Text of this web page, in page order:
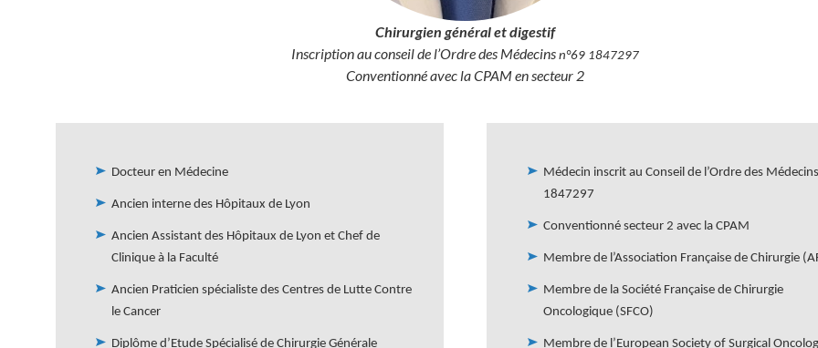
Chirurgien général et digestif
Inscription au conseil de l’Ordre des Médecins n°69 1847297
Conventionné avec la CPAM en secteur 2
Diplômes
Docteur en Médecine
Ancien interne des Hôpitaux de Lyon
Ancien Assistant des Hôpitaux de Lyon et Chef de
Clinique à la Faculté
Ancien Praticien spécialiste des Centres de Lutte Contre
le Cancer
Diplôme d’Etude Spécialisé de Chirurgie Générale
Médecin inscrit au Conseil de l’Ordre des
1847297
Conventionné secteur 2 avec la CPAM
Membre de l’Association Française de Chirurgie
Membre de la Société Française de Chirurgie
Oncologique (SFCO)
Membre de l’European Society of Surgical